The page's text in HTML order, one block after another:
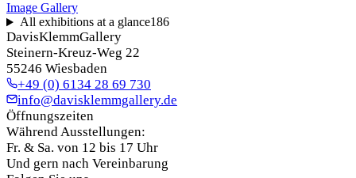
Image Gallery
All exhibitions at a glance186
DavisKlemmGallery
Steinern-Kreuz-Weg 22
55246 Wiesbaden
+49 (0) 6134 28 69 730
info@davisklemmgallery.de
Öffnungszeiten
Während Ausstellungen:
Fr. & Sa. von 12 bis 17 Uhr
Und gern nach Vereinbarung